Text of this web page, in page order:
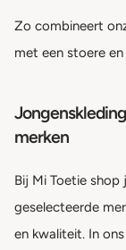
Zo combineert
met een stoere
merken
Bij Mi Toetie
geselecteerde
en kwaliteit. In